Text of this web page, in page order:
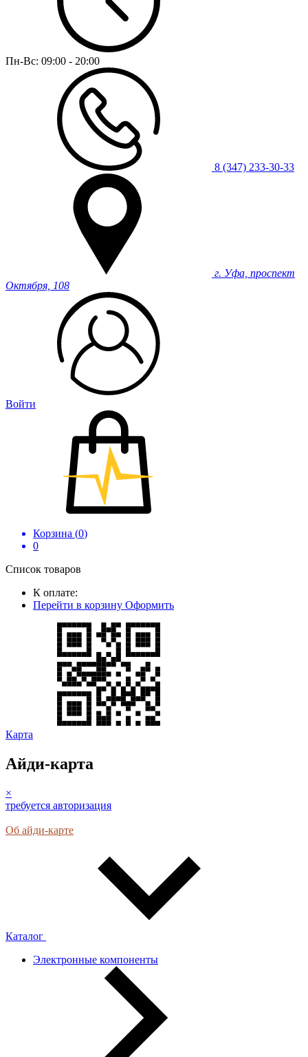
Пн-Вс: 09:00 - 20:00
8 (347) 233-30-33
г. Уфа, проспект
Октября, 108
Войти
Корзина (0)
0
Список товаров
К оплате:
Перейти в корзину Оформить
Карта
Айди-карта
×
требуется авторизация
Об айди-карте
Каталог
Электронные компоненты